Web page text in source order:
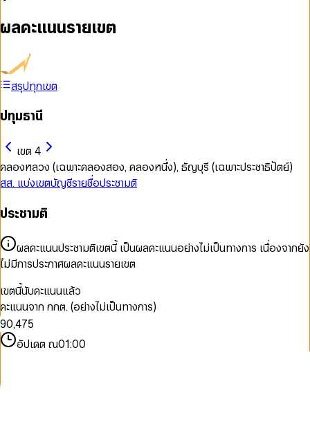
ผลคะแนนรายเขต
สรุปทุกเขต
ปทุมธานี
เขต 4
คลองหลวง (เฉพาะคลองสอง, คลองหนึ่ง), ธัญบุรี (เฉพาะประชาธิปัตย์)
สส. แบ่งเขตบัญชีรายชื่อประชามติ
ประชามติ
ผลคะแนนประชามติเขตนี้ เป็นผลคะแนนอย่างไม่เป็นทางการ เนื่องจากยัง
ไม่มีการประกาศผลคะแนนรายเขต
เขตนี้นับคะแนนแล้ว
คะแนนจาก กกต. (อย่างไม่เป็นทางการ)
0
1
2
3
4
5
6
7
8
90
1
2
,
0
1
2
3
4
5
6
1
2
3
4
5
6
7
8
9
0
1
2
3
4
5
6
7
อัปเดต ณ01:00